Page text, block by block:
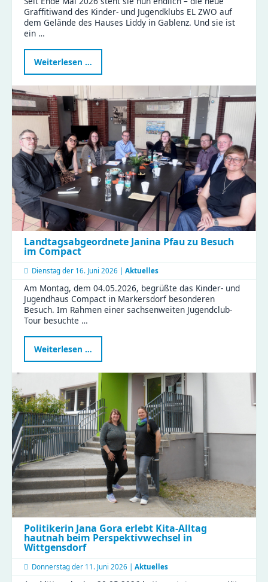
Graffitiwand des Kinder- und Jugendklubs EL ZWO auf
dem Gelände des Hauses Liddy in Gablenz. Und sie ist
ein …
Weiterlesen …
Graffitiwand
am
ZWO
eröffnet
–
Platz
für
eure
Streetart
Landtagsabgeordnete Janina Pfau zu Besuch
im Compact
Dienstag der 16. Juni 2026 | Aktuelles
Am Montag, dem 04.05.2026, begrüßte das Kinder- und
Jugendhaus Compact in Markersdorf besonderen
Besuch. Im Rahmen einer sachsenweiten Jugendclub-
Tour besuchte …
Weiterlesen …
Janina
zu
Besuch
im
Compact
Politikerin Jana Gora erlebt Kita-Alltag
hautnah beim Perspektivwechsel in
Wittgensdorf
Donnerstag der 11. Juni 2026 | Aktuelles